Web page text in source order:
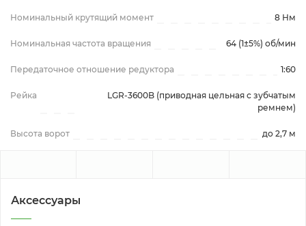
Номинальный крутящий момент 8 Нм
Номинальная частота вращения 64 (1±5%) об/мин
Передаточное отношение редуктора 1:60
Рейка
LGR-3600B (приводная цельная с зубчатым
ремнем)
Высота ворот до 2,7 м
Аксессуары